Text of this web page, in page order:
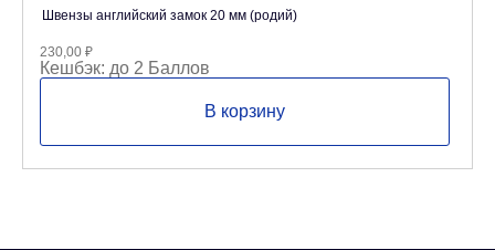
Швензы английский замок 20 мм (родий)
230,00 ₽
Кешбэк: до 2 Баллов
В корзину